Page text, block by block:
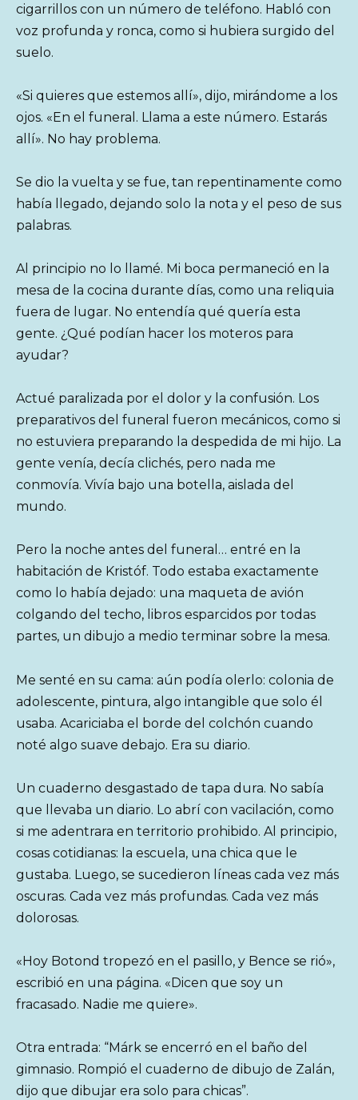
cigarrillos con un número de teléfono. Habló con
voz profunda y ronca, como si hubiera surgido del
suelo.
«Si quieres que estemos allí», dijo, mirándome a los
ojos. «En el funeral. Llama a este número. Estarás
allí». No hay problema.
Se dio la vuelta y se fue, tan repentinamente como
había llegado, dejando solo la nota y el peso de sus
palabras.
Al principio no lo llamé. Mi boca permaneció en la
mesa de la cocina durante días, como una reliquia
fuera de lugar. No entendía qué quería esta
gente. ¿Qué podían hacer los moteros para
ayudar?
Actué paralizada por el dolor y la confusión. Los
preparativos del funeral fueron mecánicos, como si
no estuviera preparando la despedida de mi hijo. La
gente venía, decía clichés, pero nada me
conmovía. Vivía bajo una botella, aislada del
mundo.
Pero la noche antes del funeral… entré en la
habitación de Kristóf. Todo estaba exactamente
como lo había dejado: una maqueta de avión
colgando del techo, libros esparcidos por todas
partes, un dibujo a medio terminar sobre la mesa.
Me senté en su cama: aún podía olerlo: colonia de
adolescente, pintura, algo intangible que solo él
usaba. Acariciaba el borde del colchón cuando
noté algo suave debajo. Era su diario.
Un cuaderno desgastado de tapa dura. No sabía
que llevaba un diario. Lo abrí con vacilación, como
si me adentrara en territorio prohibido. Al principio,
cosas cotidianas: la escuela, una chica que le
gustaba. Luego, se sucedieron líneas cada vez más
oscuras. Cada vez más profundas. Cada vez más
dolorosas.
«Hoy Botond tropezó en el pasillo, y Bence se rió»,
escribió en una página. «Dicen que soy un
fracasado. Nadie me quiere».
Otra entrada: “Márk se encerró en el baño del
gimnasio. Rompió el cuaderno de dibujo de Zalán,
dijo que dibujar era solo para chicas”.